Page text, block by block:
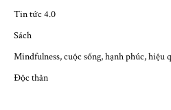
Tin tức 4.0
Sách
Mindfulness, cuộc sống, hạnh phúc, hiệu
Độc thân